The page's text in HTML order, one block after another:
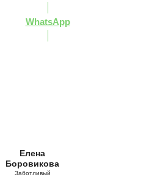
WhatsApp
Елена
Боровикова
Заботливый